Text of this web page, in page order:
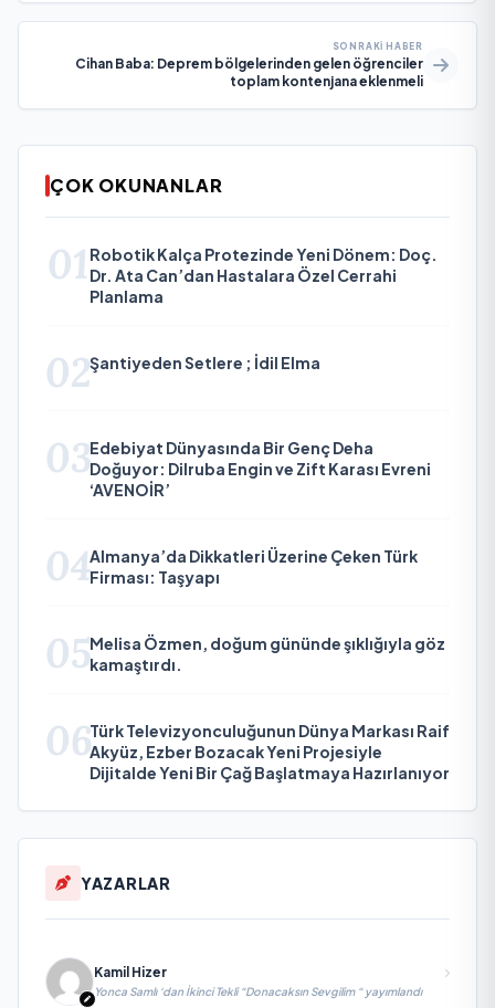
SONRAKI HABER
Cihan Baba: Deprem bölgelerinden gelen öğrenciler
toplam kontenjana eklenmeli
ÇOK OKUNANLAR
01 Robotik Kalça Protezinde Yeni Dönem: Doç.
Dr. Ata Can’dan Hastalara Özel Cerrahi
Planlama
02Şantiyeden Setlere ; İdil Elma
03Edebiyat Dünyasında Bir Genç Deha
Doğuyor: Dilruba Engin ve Zift Karası Evreni
‘AVENOİR’
04Almanya’da Dikkatleri Üzerine Çeken Türk
Firması: Taşyapı
05Melisa Özmen, doğum gününde şıklığıyla göz
kamaştırdı.
06Türk Televizyonculuğunun Dünya Markası Raif
Akyüz, Ezber Bozacak Yeni Projesiyle
Dijitalde Yeni Bir Çağ Başlatmaya Hazırlanıyor
YAZARLAR
Kamil Hizer
Yonca Samlı ‘dan İkinci Tekli “Donacaksın Sevgilim “ yayımlandı